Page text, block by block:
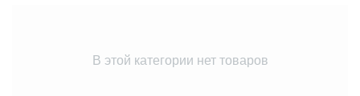
В этой категории нет товаров